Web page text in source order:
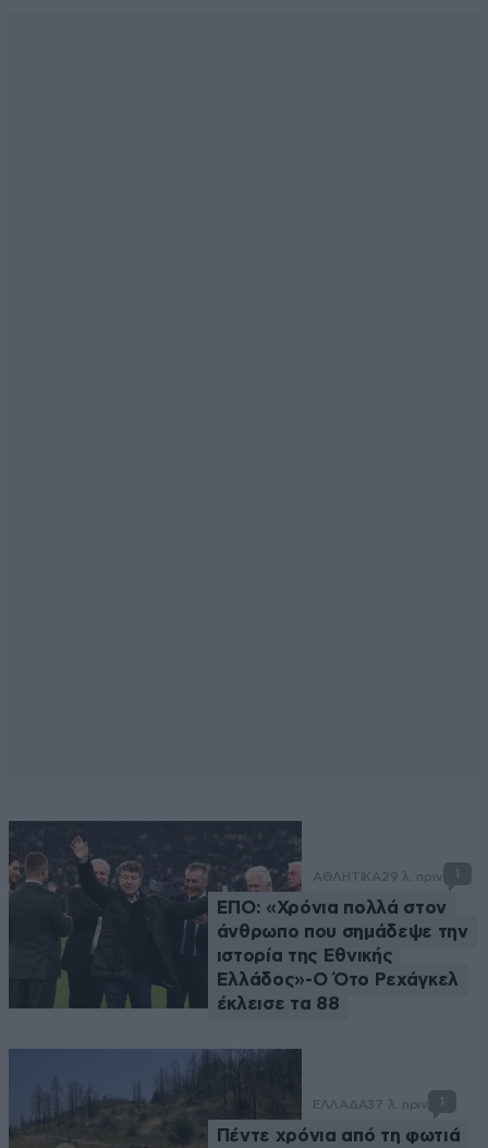
ΑΘΛΗΤΙΚΑ 29 λ. πριν 1
ΕΠΟ: «Χρόνια πολλά στον
άνθρωπο που σημάδεψε την
ιστορία της Εθνικής
Ελλάδος»-Ο Ότο Ρεχάγκελ
έκλεισε τα 88
ΕΛΛΑΔΑ37 λ. πριν 1
Πέντε χρόνια από τη φωτιά